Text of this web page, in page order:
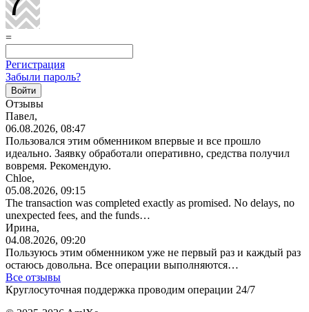
=
Регистрация
Забыли пароль?
Отзывы
Павел,
06.08.2026, 08:47
Пользовался этим обменником впервые и все прошло
идеально. Заявку обработали оперативно, средства получил
вовремя. Рекомендую.
Chloe,
05.08.2026, 09:15
The transaction was completed exactly as promised. No delays, no
unexpected fees, and the funds…
Ирина,
04.08.2026, 09:20
Пользуюсь этим обменником уже не первый раз и каждый раз
остаюсь довольна. Все операции выполняются…
Все отзывы
Круглосуточная поддержка проводим операции 24/7